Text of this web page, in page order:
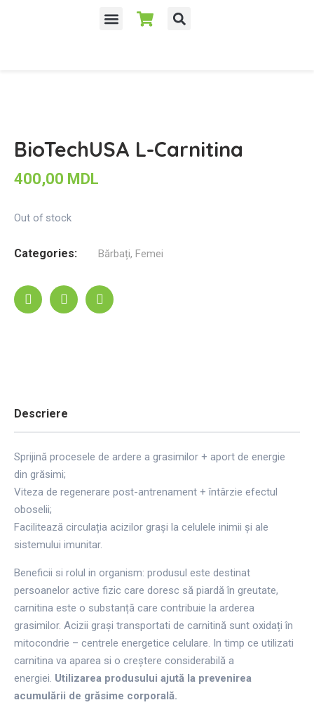
BioTechUSA L-Carnitina
400,00 MDL
Out of stock
Categories: Bărbați, Femei
Descriere
Sprijină procesele de ardere a grasimilor + aport de energie
din grăsimi;
Viteza de regenerare post-antrenament + întârzie efectul
oboselii;
Facilitează circulația acizilor grași la celulele inimii și ale
sistemului imunitar.
Beneficii si rolul in organism: produsul este destinat
persoanelor active fizic care doresc să piardă în greutate,
carnitina este o substanță care contribuie la arderea
grasimilor. Acizii grași transportati de carnitină sunt oxidați în
mitocondrie – centrele energetice celulare. In timp ce utilizati
carnitina va aparea si o creștere considerabilă a
energiei. Utilizarea produsului ajută la prevenirea
acumulării de grăsime corporală.